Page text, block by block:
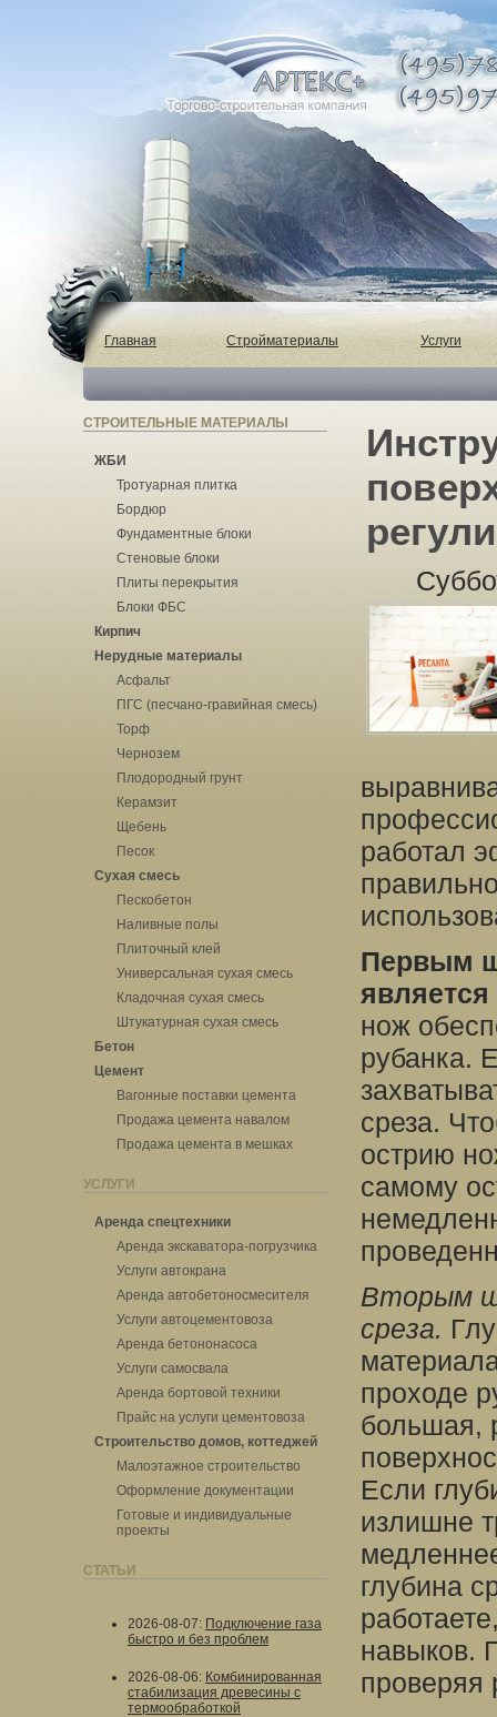
Главная Стройматериалы Услуги
СТРОИТЕЛЬНЫЕ МАТЕРИАЛЫ
ЖБИ
Тротуарная плитка
Бордюр
Фундаментные блоки
Стеновые блоки
Плиты перекрытия
Блоки ФБС
Кирпич
Нерудные материалы
Асфальт
ПГС (песчано-гравийная смесь)
Торф
Чернозем
Плодородный грунт
Керамзит
Щебень
Песок
Сухая смесь
Пескобетон
Наливные полы
Плиточный клей
Универсальная сухая смесь
Кладочная сухая смесь
Штукатурная сухая смесь
Бетон
Цемент
Вагонные поставки цемента
Продажа цемента навалом
Продажа цемента в мешках
УСЛУГИ
Аренда спецтехники
Аренда экскаватора-погрузчика
Услуги автокрана
Аренда автобетоносмесителя
Услуги автоцементовоза
Аренда бетононасоса
Услуги самосвала
Аренда бортовой техники
Прайс на услуги цементовоза
Строительство домов, коттеджей
Малоэтажное строительство
Оформление документации
Готовые и индивидуальные
проекты
СТАТЬИ
2026-08-07: Подключение газа
быстро и без проблем
2026-08-06: Комбинированная
стабилизация древесины с
термообработкой
работал
Первым
нож
рубанка.
среза.
острию
самому
Вторым
среза.
проходе
большая,
Если
излишне
глубина
навыков.
проверяя